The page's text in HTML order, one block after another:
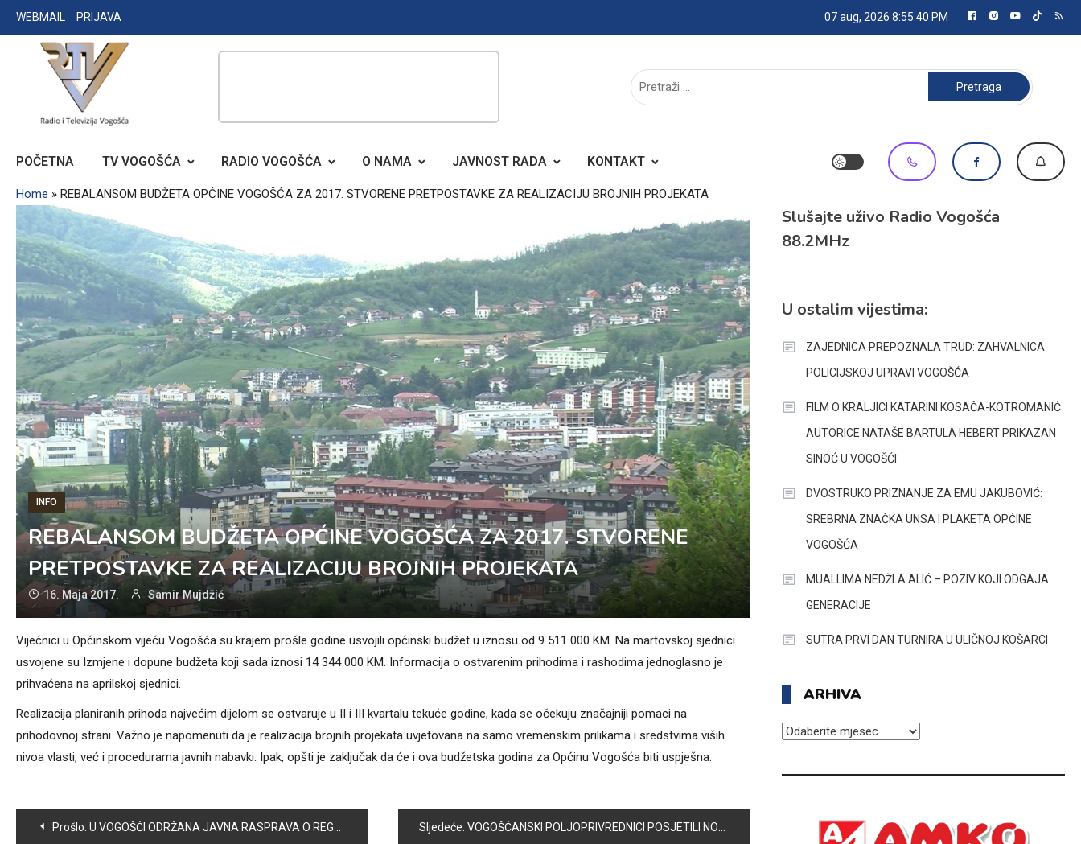
Skip
to
WEBMAIL PRIJAVA 07 aug, 2026 8:55:40 PM
RADIO TELEVIZIJA VOGOŠĆA
Pretraga:
POČETNA TV VOGOŠĆA RADIO VOGOŠĆA O NAMA JAVNOST RADA KONTAKT
Home » REBALANSOM BUDŽETA OPĆINE VOGOŠĆA ZA 2017. STVORENE PRETPOSTAVKE ZA REALIZACIJU BROJNIH PROJEKATA
INFO
REBALANSOM BUDŽETA OPĆINE VOGOŠĆA ZA 2017. STVORENE
PRETPOSTAVKE ZA REALIZACIJU BROJNIH PROJEKATA
16. Maja 2017. Samir Mujdžić
Vijećnici u Općinskom vijeću Vogošća su krajem prošle godine usvojili općinski budžet u iznosu od 9 511 000 KM. Na martovskoj sjednici
usvojene su Izmjene i dopune budžeta koji sada iznosi 14 344 000 KM. Informacija o ostvarenim prihodima i rashodima jednoglasno je
prihvaćena na aprilskoj sjednici.
Realizacija planiranih prihoda najvećim dijelom se ostvaruje u II i III kvartalu tekuće godine, kada se očekuju značajniji pomaci na
prihodovnoj strani. Važno je napomenuti da je realizacija brojnih projekata uvjetovana na samo vremenskim prilikama i sredstvima viših
nivoa vlasti, već i procedurama javnih nabavki. Ipak, opšti je zaključak da će i ova budžetska godina za Općinu Vogošća biti uspješna.
Navigacija
Prošlo: U VOGOŠĆI ODRŽANA JAVNA RASPRAVA O REGULACIONOM PLANU „KRŠE“ Sljedeće: VOGOŠĆANSKI POLJOPRIVREDNICI POSJETILI NOVOSADSKI SAJAM
Slušajte uživo Radio Vogošća
88.2MHz
U ostalim vijestima:
ZAJEDNICA PREPOZNALA TRUD: ZAHVALNICA
POLICIJSKOJ UPRAVI VOGOŠĆA
FILM O KRALJICI KATARINI KOSAČA-KOTROMANIĆ
AUTORICE NATAŠE BARTULA HEBERT PRIKAZAN
SINOĆ U VOGOŠĆI
DVOSTRUKO PRIZNANJE ZA EMU JAKUBOVIĆ:
SREBRNA ZNAČKA UNSA I PLAKETA OPĆINE
VOGOŠĆA
MUALLIMA NEDŽLA ALIĆ – POZIV KOJI ODGAJA
GENERACIJE
SUTRA PRVI DAN TURNIRA U ULIČNOJ KOŠARCI
ARHIVA
ARHIVA